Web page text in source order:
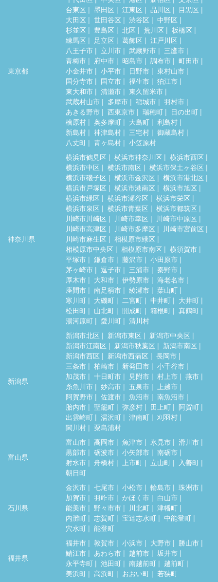
東京都
台東区
墨田区 江東区 品川区
目黒区
大田区
世田谷区 渋谷区
中野区
杉並区
豊島区 北区 荒川区
板橋区
練馬区
足立区 葛飾区
江戸川区
八王子市
立川市 武蔵野市
三鷹市
青梅市
府中市 昭島市 調布市
町田市
小金井市
小平市 日野市
東村山市
国分寺市
国立市 福生市
狛江市
東大和市
清瀬市
東久留米市
武蔵村山市
多摩市 稲城市
羽村市
あきる野市
西東京市 瑞穂町
日の出町
檜原村
奥多摩町 大島町
利島村
新島村
神津島村 三宅村
御蔵島村
八丈町
青ヶ島村 小笠原村
神奈川県
横浜市鶴見区 横浜市神奈川区
横浜市西区
横浜市中区
横浜市南区
横浜市保土ヶ谷区
横浜市磯子区
横浜市金沢区
横浜市港北区
横浜市戸塚区
横浜市港南区
横浜市旭区
横浜市緑区
横浜市瀬谷区
横浜市栄区
横浜市泉区
横浜市青葉区
横浜市都筑区
川崎市川崎区
川崎市幸区
川崎市中原区
川崎市高津区
川崎市多摩区
川崎市宮前区
川崎市麻生区
相模原市緑区
相模原市中央区
相模原市南区
横須賀市
平塚市
鎌倉市 藤沢市
小田原市
茅ヶ崎市
逗子市 三浦市
秦野市
厚木市
大和市 伊勢原市
海老名市
座間市
南足柄市 綾瀬市
葉山町
寒川町
大磯町 二宮町 中井町
大井町
松田町
山北町 開成町 箱根町
真鶴町
湯河原町
愛川町 清川村
新潟県
新潟市北区 新潟市東区
新潟市中央区
新潟市江南区
新潟市秋葉区
新潟市南区
新潟市西区
新潟市西蒲区
長岡市
三条市
柏崎市 新発田市
小千谷市
加茂市
十日町市 見附市 村上市
燕市
糸魚川市
妙高市 五泉市
上越市
阿賀野市
佐渡市 魚沼市
南魚沼市
胎内市
聖籠町 弥彦村 田上町
阿賀町
出雲崎町
湯沢町 津南町
刈羽村
関川村
粟島浦村
富山県
富山市 高岡市 魚津市 氷見市
滑川市
黒部市
砺波市 小矢部市
南砺市
射水市
舟橋村 上市町 立山町
入善町
朝日町
石川県
金沢市 七尾市 小松市 輪島市
珠洲市
加賀市
羽咋市 かほく市
白山市
能美市
野々市市 川北町
津幡町
内灘町
志賀町 宝達志水町
中能登町
穴水町
能登町
福井県
福井市 敦賀市 小浜市 大野市
勝山市
鯖江市
あわら市 越前市
坂井市
永平寺町
池田町 南越前町
越前町
美浜町
高浜町 おおい町 若狭町